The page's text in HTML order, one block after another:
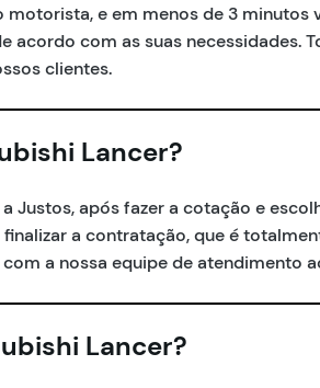
e em menos de 3 minutos
acordo com as suas necessidades.
clientes.
Lancer?
Justos, após fazer a cotação e
a contratação, que é
a nossa equipe de atendimento
Lancer?